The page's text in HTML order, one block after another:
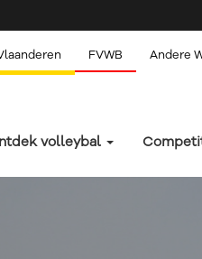
FVWB Andere
volleybal